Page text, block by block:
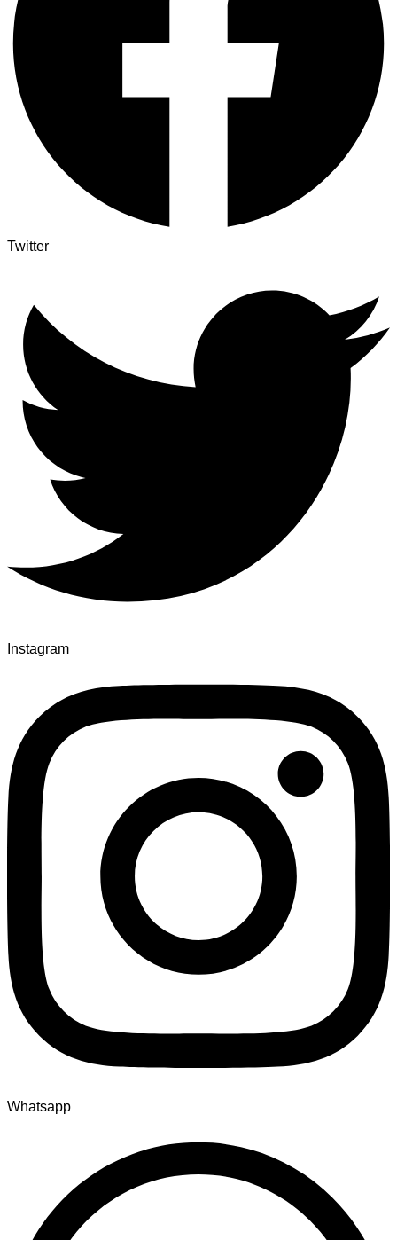
Twitter
Instagram
Whatsapp